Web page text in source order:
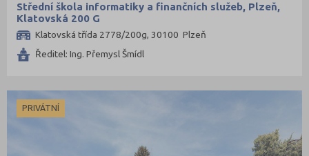
Střední škola informatiky a finančních služeb, Plzeň,
Klatovská 200 G
Klatovská třída 2778/200g, 30100 Plzeň
Ředitel: Ing. Přemysl Šmídl
PRIVÁTNÍ